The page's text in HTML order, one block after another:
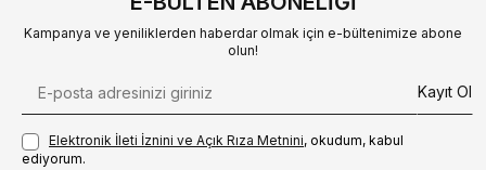
Kampanya ve yeniliklerden haberdar olmak için e-bültenimize abone
olun!
Kayıt Ol
Elektronik İleti İzni‌ni ve Açık Rıza Metni‌ni, okudum, kabul
ediyorum.